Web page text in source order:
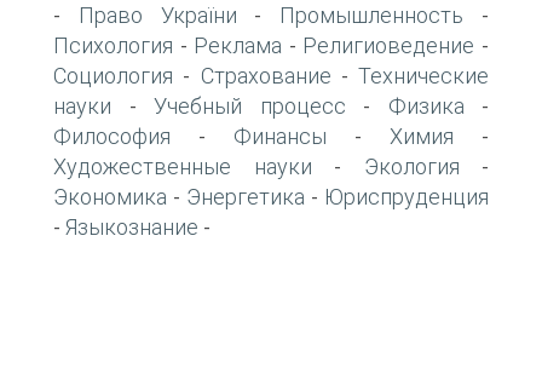
- Право України - Промышленность -
Психология - Реклама - Религиоведение -
Социология - Страхование - Технические
науки - Учебный процесс - Физика -
Философия - Финансы - Химия -
Художественные науки - Экология -
Экономика - Энергетика - Юриспруденция
- Языкознание -